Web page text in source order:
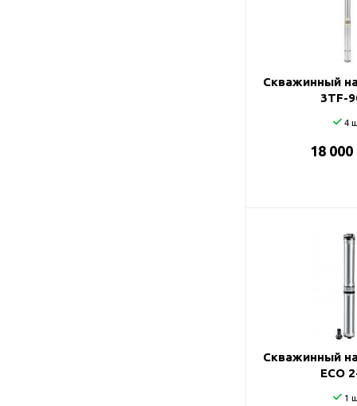
Джилекс
Скважинный
3TF-
4
18 000
Скважинный
ECO
1